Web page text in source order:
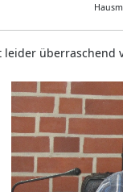
überraschend